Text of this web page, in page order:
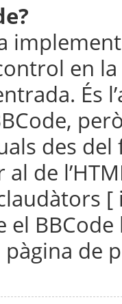
en
És
des
de
[
de